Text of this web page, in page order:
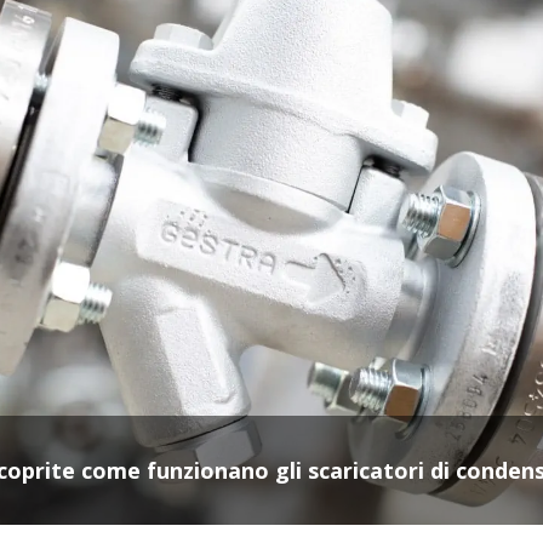
come funzionano gli scaricatori di